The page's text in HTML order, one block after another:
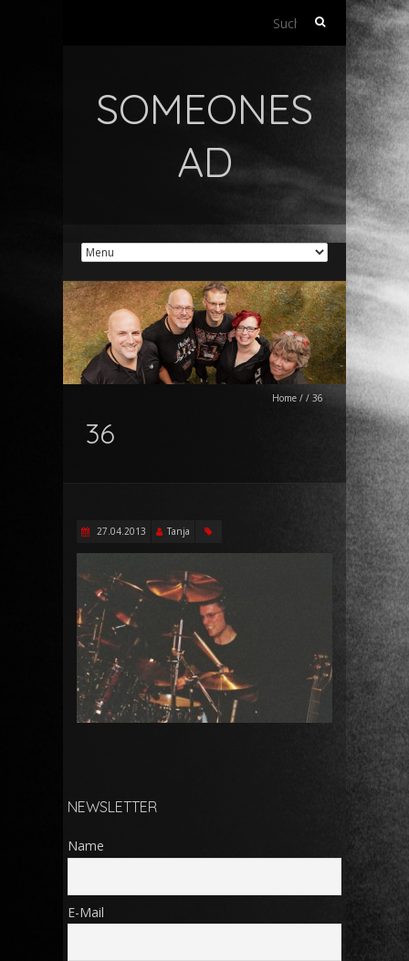
Suchen
SOMEONES
AD
Home / / 36
36
27.04.2013 Tanja
NEWSLETTER
Name
E-Mail